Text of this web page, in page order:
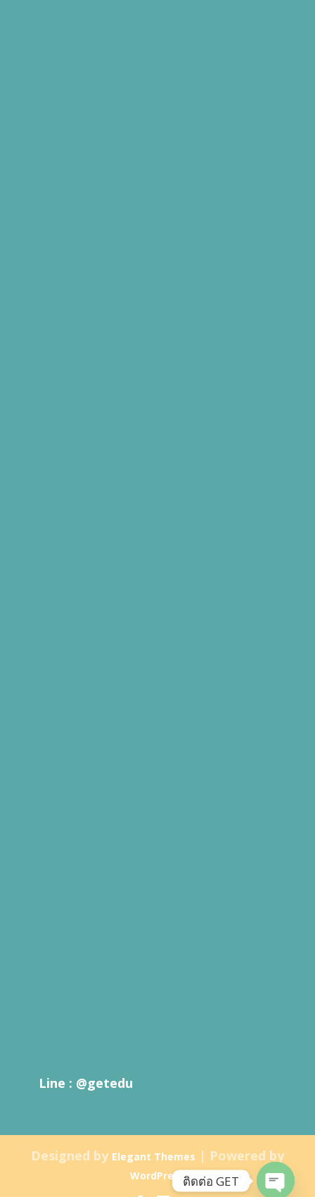
Line : @getedu
Designed by Elegant Themes | Powered by
WordPressติดต่อ GET